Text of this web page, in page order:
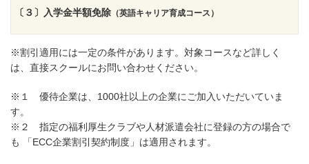
〔３〕入学金半額免除 （英語キャリア育成コース）
※割引適用には一定の条件があります。対象コースなど詳しく
は、直接スクールにお問い合わせください。
※１ 優待企業は、1000社以上の企業にご加入いただいていま
す。
※２ 指定の福利厚生クラブや人材派遣会社に登録の方の場合で
も 「ECC企業割引契約制度」は適用されます。